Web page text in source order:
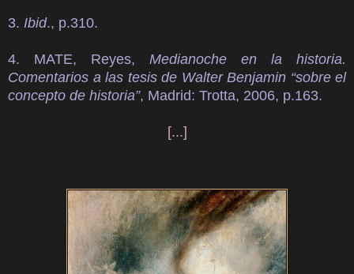
3. Ibid., p.310.
4. MATE, Reyes, Medianoche en la historia.
Comentarios a las tesis de Walter Benjamin “sobre el
concepto de historia”, Madrid: Trotta, 2006, p.163.
[...]